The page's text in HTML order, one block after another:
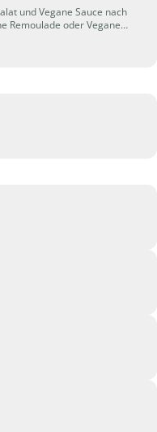
und Vegane Sauce nach
Remoulade oder Vegane